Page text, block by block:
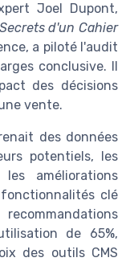
Joel Dupont,
d'un Cahier
a piloté l'audit
conclusive. Il
des décisions
vente.
des données
potentiels, les
améliorations
clé
de 65%,
des outils CMS